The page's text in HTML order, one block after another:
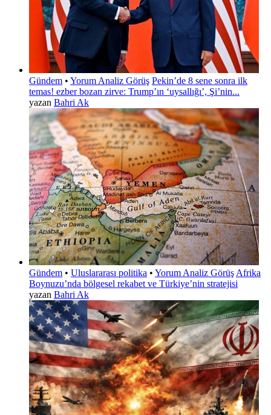
Gündem • Yorum Analiz Görüş Pekin’de 8 sene sonra ilk
temas! ezber bozan zirve: Trump’ın ‘uysallığı’, Şi’nin...
yazan Bahri Ak
Gündem • Uluslararası politika • Yorum Analiz Görüş Afrika
Boynuzu’nda bölgesel rekabet ve Türkiye’nin stratejisi
yazan Bahri Ak